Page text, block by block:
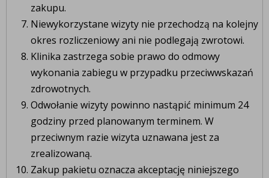
zakupu.
Niewykorzystane wizyty nie przechodzą na kolejny
okres rozliczeniowy ani nie podlegają zwrotowi.
Klinika zastrzega sobie prawo do odmowy
wykonania zabiegu w przypadku przeciwwskazań
zdrowotnych.
Odwołanie wizyty powinno nastąpić minimum 24
godziny przed planowanym terminem. W
przeciwnym razie wizyta uznawana jest za
zrealizowaną.
Zakup pakietu oznacza akceptację niniejszego